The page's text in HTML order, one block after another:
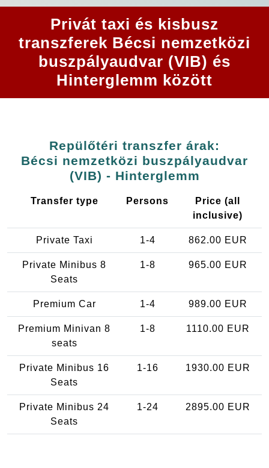
Privát taxi és kisbusz
transzferek Bécsi nemzetközi
buszpályaudvar (VIB) és
Hinterglemm között
Repülőtéri transzfer árak:
Bécsi nemzetközi buszpályaudvar
(VIB) - Hinterglemm
Transfer type Persons
Price (all
inclusive)
Private Taxi 1-4 862.00 EUR
Private Minibus 8
Seats
1-8 965.00 EUR
Premium Car 1-4 989.00 EUR
Premium Minivan 8
seats
1-8 1110.00 EUR
Private Minibus 16
Seats
1-16 1930.00 EUR
Private Minibus 24
Seats
1-24 2895.00 EUR